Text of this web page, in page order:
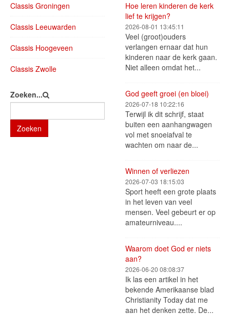
Classis Groningen
Classis Leeuwarden
Classis Hoogeveen
Classis Zwolle
Zoeken...
Zoeken
Hoe leren kinderen de kerk
lief te krijgen?
2026-08-01 13:45:11
Veel (groot)ouders
verlangen ernaar dat hun
kinderen naar de kerk gaan.
Niet alleen omdat het...
God geeft groei (en bloei)
2026-07-18 10:22:16
Terwijl ik dit schrijf, staat
buiten een aanhangwagen
vol met snoeiafval te
wachten om naar de...
Winnen of verliezen
2026-07-03 18:15:03
Sport heeft een grote plaats
in het leven van veel
mensen. Veel gebeurt er op
amateurniveau....
Waarom doet God er niets
aan?
2026-06-20 08:08:37
Ik las een artikel in het
bekende Amerikaanse blad
Christianity Today dat me
aan het denken zette. De...